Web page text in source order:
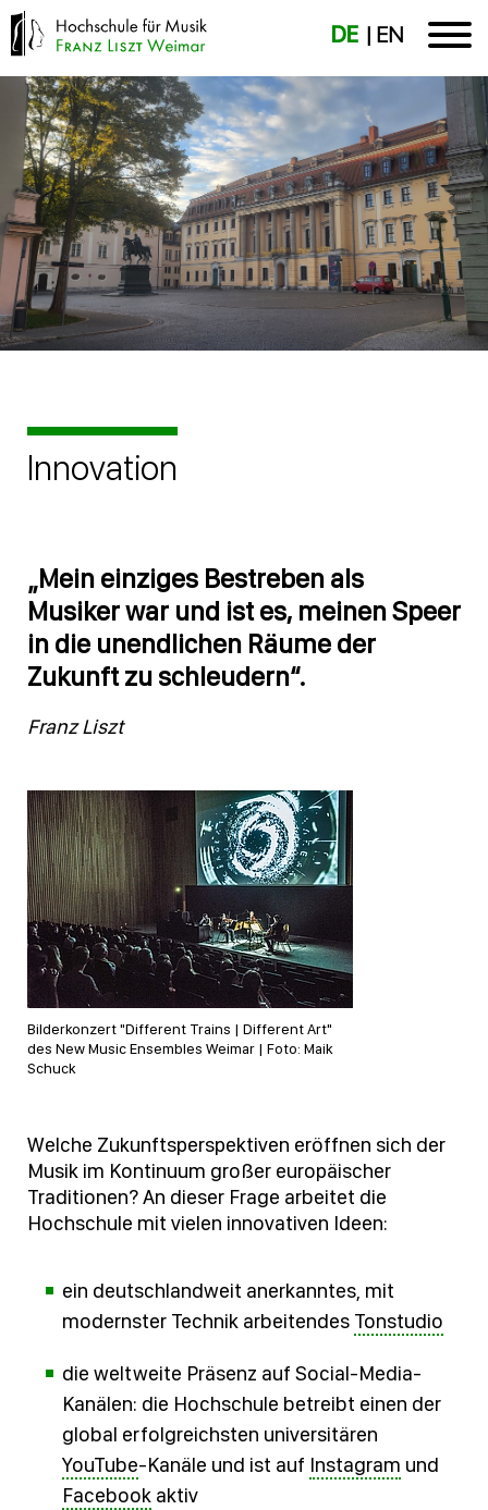
DE EN
Innovation
„Mein einziges Bestreben als
Musiker war und ist es, meinen Speer
in die unendlichen Räume der
Zukunft zu schleudern“.
Franz Liszt
Bilderkonzert "Different Trains | Different Art"
des New Music Ensembles Weimar | Foto: Maik
Schuck
Welche Zukunftsperspektiven eröffnen sich der
Musik im Kontinuum großer europäischer
Traditionen? An dieser Frage arbeitet die
Hochschule mit vielen innovativen Ideen:
ein deutschlandweit anerkanntes, mit
modernster Technik arbeitendes Tonstudio
die weltweite Präsenz auf Social-Media-
Kanälen: die Hochschule betreibt einen der
global erfolgreichsten universitären
YouTube-Kanäle und ist auf Instagram und
Facebook aktiv